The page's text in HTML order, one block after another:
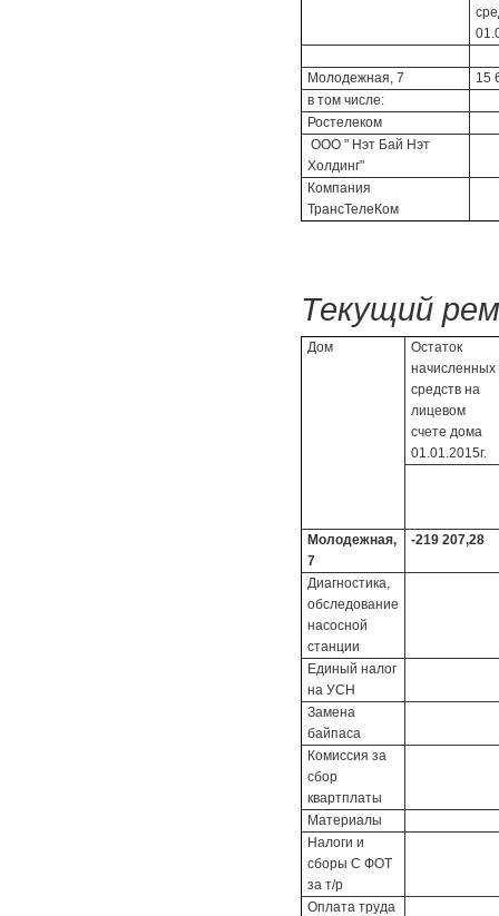
Молодежная, 7
15
в том числе:
Ростелеком
ООО " Нэт Бай Нэт
Холдинг"
Компания
ТрансТелеКом
Текущий
Дом
Остаток
начисленных
средств на
лицевом
счете дома
01.01.2015г.
Молодежная,
7
-219 207,28
Диагностика,
обследование
насосной
станции
Единый налог
на УСН
Замена
байпаса
Комиссия за
сбор
квартплаты
Материалы
Налоги и
сборы С ФОТ
за т/р
Оплата труда